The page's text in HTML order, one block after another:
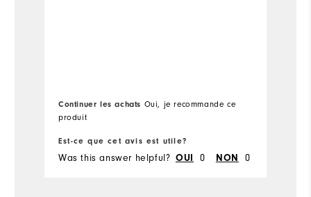
Continuer les achats Oui, je recommande ce
produit
Est-ce que cet avis est utile?
Was this answer helpful? OUI 0 NON 0